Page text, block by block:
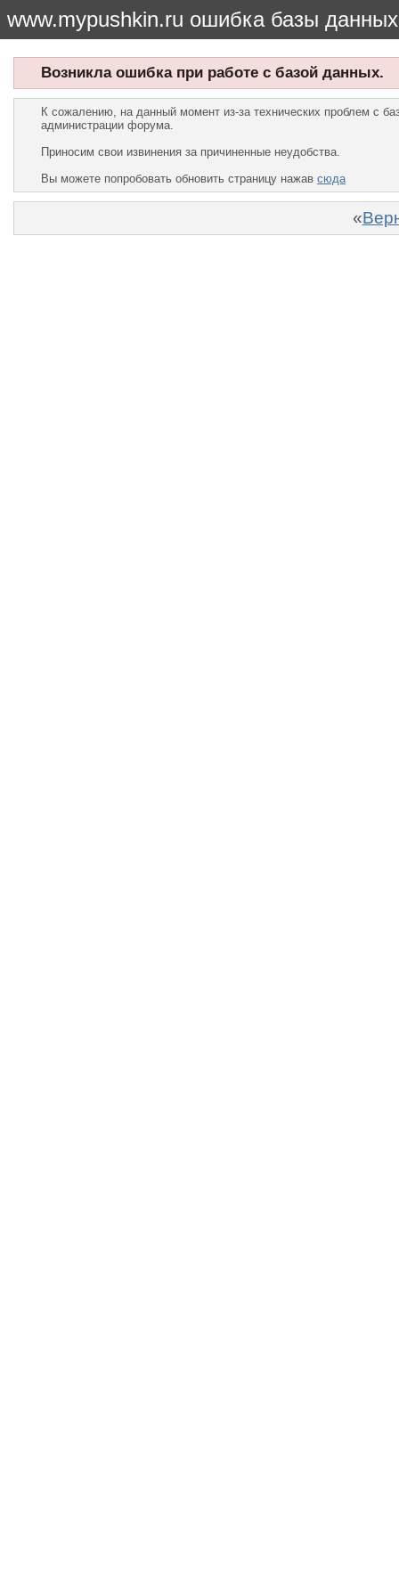
www.mypushkin.ru ошибка базы данных
Возникла ошибка при работе с базой данных.
К сожалению, на данный момент из-за технических проблем с
администрации форума.
Приносим свои извинения за причиненные неудобства.
Вы можете попробовать обновить страницу нажав сюда
«